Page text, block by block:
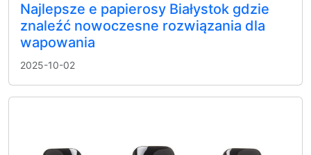
Najlepsze e papierosy Białystok gdzie
znaleźć nowoczesne rozwiązania dla
wapowania
2025-10-02